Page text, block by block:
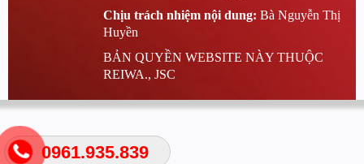
0961.935.839
Chịu trách nhiệm nội dung: Bà Nguyễn Thị
Huyền
BẢN QUYỀN WEBSITE NÀY THUỘC
REIWA., JSC